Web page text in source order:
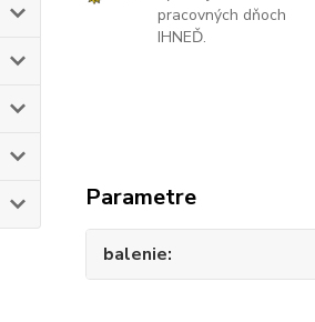
pracovných dňoch
IHNEĎ.
Parametre
balenie